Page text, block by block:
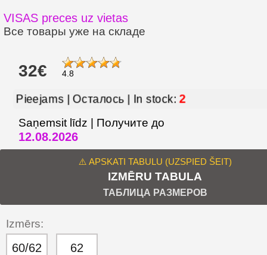
VISAS preces uz vietas
Все товары уже на складе
32€ 4.8
Pieejams | Осталось | In stock:2
Saņemsit līdz | Получите до
12.08.2026
⚠️ APSKATI TABULU (UZSPIED ŠEIT)
IZMĒRU TABULA
ТАБЛИЦА РАЗМЕРОВ
Izmērs:
60/62 62